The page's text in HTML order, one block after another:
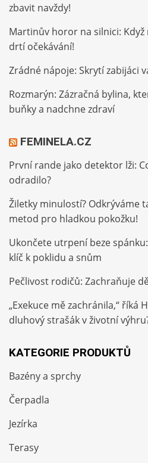
zbavit navždy!
Martinův horor na silnici:
drtí očekávání!
Zrádné nápoje: Skrytí zabijáci
Rozmarýn: Zázračná bylina,
buňky a nadchne zdraví
FEMINELA.CZ
První rande jako detektor lži:
odradilo?
Žiletky minulostí? Odkrýváme
metod pro hladkou pokožku!
Ukončete utrpení beze
klíč k poklidu a snům
Pečlivost rodičů: Zachraňuje
„Exekuce mě zachránila,“ říká
dluhový strašák v životní
KATEGORIE PRODUKTŮ
Bazény a sprchy
Čerpadla
Jezírka
Terasy